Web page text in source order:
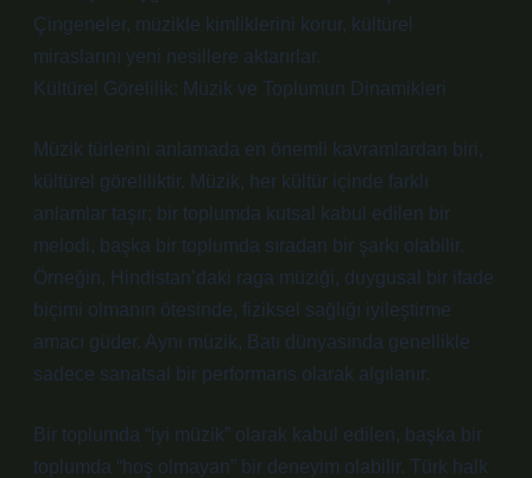
Çingeneler, müzikle kimliklerini korur, kültürel
miraslarını yeni nesillere aktarırlar.
Kültürel Görelilik: Müzik ve Toplumun Dinamikleri
Müzik türlerini anlamada en önemli kavramlardan biri,
kültürel göreliliktir. Müzik, her kültür içinde farklı
anlamlar taşır; bir toplumda kutsal kabul edilen bir
melodi, başka bir toplumda sıradan bir şarkı olabilir.
Örneğin, Hindistan’daki raga müziği, duygusal bir ifade
biçimi olmanın ötesinde, fiziksel sağlığı iyileştirme
amacı güder. Aynı müzik, Batı dünyasında genellikle
sadece sanatsal bir performans olarak algılanır.
Bir toplumda “iyi müzik” olarak kabul edilen, başka bir
toplumda “hoş olmayan” bir deneyim olabilir. Türk halk